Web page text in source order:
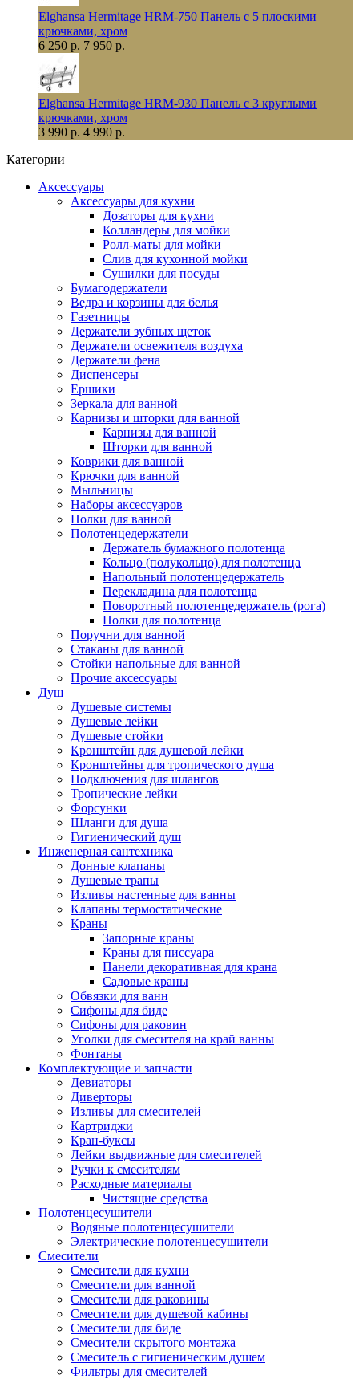
Elghansa Hermitage HRM-750 Панель с 5 плоскими
крючками, хром
6 250 р. 7 950 р.
Elghansa Hermitage HRM-930 Панель с 3 круглыми
крючками, хром
3 990 р. 4 990 р.
Категории
Аксессуары
Аксессуары для кухни
Дозаторы для кухни
Колландеры для мойки
Ролл-маты для мойки
Слив для кухонной мойки
Сушилки для посуды
Бумагодержатели
Ведра и корзины для белья
Газетницы
Держатели зубных щеток
Держатели освежителя воздуха
Держатели фена
Диспенсеры
Ершики
Зеркала для ванной
Карнизы и шторки для ванной
Карнизы для ванной
Шторки для ванной
Коврики для ванной
Крючки для ванной
Мыльницы
Наборы аксессуаров
Полки для ванной
Полотенцедержатели
Держатель бумажного полотенца
Кольцо (полукольцо) для полотенца
Напольный полотенцедержатель
Перекладина для полотенца
Поворотный полотенцедержатель (рога)
Полки для полотенца
Поручни для ванной
Стаканы для ванной
Стойки напольные для ванной
Прочие аксессуары
Душ
Душевые системы
Душевые лейки
Душевые стойки
Кронштейн для душевой лейки
Кронштейны для тропического душа
Подключения для шлангов
Тропические лейки
Форсунки
Шланги для душа
Гигиенический душ
Инженерная сантехника
Донные клапаны
Душевые трапы
Изливы настенные для ванны
Клапаны термостатические
Краны
Запорные краны
Краны для писсуара
Панели декоративная для крана
Садовые краны
Обвязки для ванн
Сифоны для биде
Сифоны для раковин
Уголки для смесителя на край ванны
Фонтаны
Комплектующие и запчасти
Девиаторы
Диверторы
Изливы для смесителей
Картриджи
Кран-буксы
Лейки выдвижные для смесителей
Ручки к смесителям
Расходные материалы
Чистящие средства
Полотенцесушители
Водяные полотенцесушители
Электрические полотенцесушители
Смесители
Смесители для кухни
Смесители для ванной
Смесители для раковины
Смесители для душевой кабины
Смесители для биде
Смесители скрытого монтажа
Смеситель с гигиеническим душем
Фильтры для смесителей